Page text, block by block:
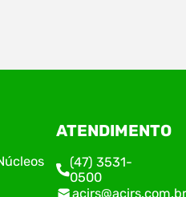
do Alto Vale
12, 13 e 14 de agosto
Hermann
uma programação
inovação e
ATENDIMENTO
(47) 3531-
0500
acirs@acirs.com.br